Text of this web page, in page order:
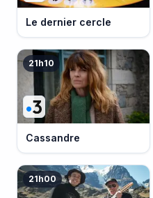
Le dernier cercle
21h10
Cassandre
21h00